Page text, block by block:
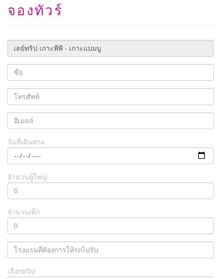
จองทัวร์
วันที่เดินทาง
จำนวนผู้ใหญ่
จำนวนเด็ก
เลือกทริป